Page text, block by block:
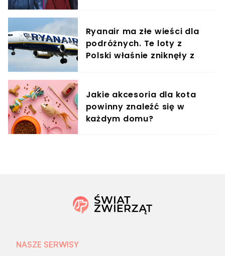
Ryanair ma złe wieści dla
podróżnych. Te loty z
Polski właśnie zniknęły z
Jakie akcesoria dla kota
powinny znaleźć się w
każdym domu?
NASZE SERWISY